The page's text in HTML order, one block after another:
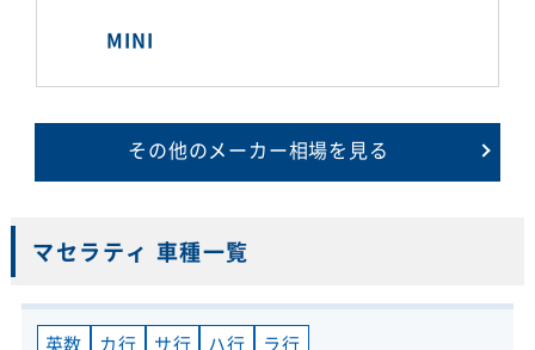
MINI
その他のメーカー相場を見る
マセラティ 車種一覧
英数 カ行 サ行 ハ行 ラ行